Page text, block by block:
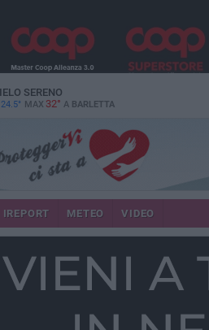
SERENO
24.5° MAX 32° A BARLETTA
IREPORT METEO VIDEO